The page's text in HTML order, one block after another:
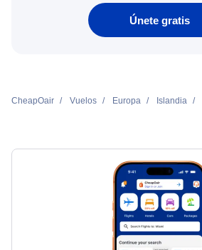
Únete gratis
CheapOair Vuelos Europa Islandia